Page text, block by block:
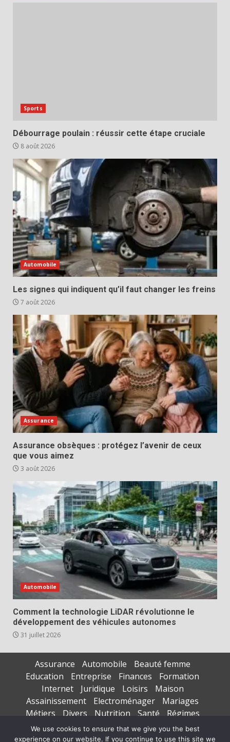
Sports
Débourrage poulain : réussir cette étape cruciale
8 août 2026
Automobile
Les signes qui indiquent qu’il faut changer les freins
7 août 2026
Assurance
Assurance obsèques : protégez l’avenir de ceux
que vous aimez
3 août 2026
Automobile
Comment la technologie LiDAR révolutionne le
développement des véhicules autonomes
31 juillet 2026
Assurance Automobile
Beauté femme
Education
Entreprise Finances
Formation
Internet
Juridique Loisirs
Maison
Assainissement
Electroménager
Mariages
Métiers
Divers Nutrition Santé
Régimes
Seniors
Sports Vacances
We use cookies to ensure that we give you the best
experience on our website. If you continue to use this site we